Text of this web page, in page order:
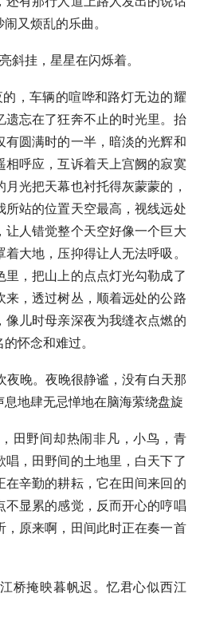
又烦乱的乐曲。
斜挂，星星在闪烁着。
，车辆的喧哗和路灯无边的耀
遗忘在了狂奔不止的时光里。抬
有圆满时的一半，暗淡的光辉和
相呼应，互诉着天上宫阙的寂寞
光把天幕也衬托得灰蒙蒙的，
所站的位置天空最高，视线远处
让人错觉整个天空好像一个巨大
大地，压抑得让人无法呼吸。
里，把山上的点点灯光勾勒成了
来，透过树丛，顺着远处的公路
像儿时母亲深夜为我缝衣点燃的
怀念和难过。
夜晚。夜晚很静谧，没有白天那
地肆无忌惮地在脑海萦绕盘旋
田野间却热闹非凡，小鸟，青
唱，田野间的土地里，白天下了
在辛勤的耕耘，它在田间来回的
不显累的感觉，反而开心的哼唱
，原来啊，田间此时正在奏一首
桥掩映暮帆迟。忆君心似西江